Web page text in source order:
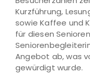
Kurzführung,
sowie Kaffee und
für diesen
Angebot ab, was
gewürdigt wurde.